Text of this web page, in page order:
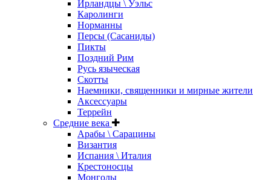
Ирландцы \ Уэльс
Каролинги
Норманны
Персы (Сасаниды)
Пикты
Поздний Рим
Русь языческая
Скотты
Наемники, священники и мирные жители
Аксессуары
Террейн
Средние века
Арабы \ Сарацины
Византия
Испания \ Италия
Крестоносцы
Монголы